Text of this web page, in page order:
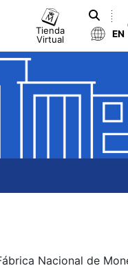
Tienda
Virtual
EN
Nacional de